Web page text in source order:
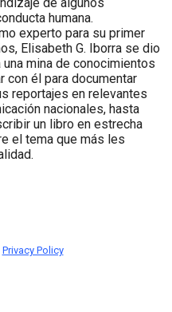
humana.
experto para su primer
Elisabeth G. Iborra se dio
mina de conocimientos
con él para documentar
reportajes en relevantes
nacionales, hasta
un libro en estrecha
el tema que más les
Privacy Policy